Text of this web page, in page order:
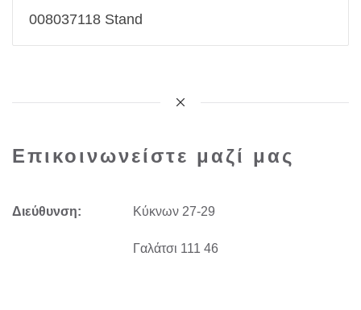
008037118 Stand
Επικοινωνείστε μαζί μας
Διεύθυνση: Kύκνων 27-29
Γαλάτσι 111 46